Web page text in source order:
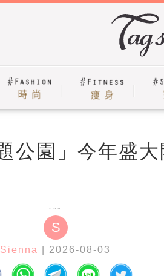
公園」今年盛
S
Sienna | 2026-08-03